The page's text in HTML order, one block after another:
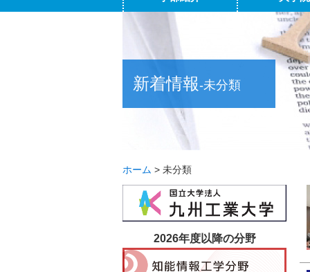
新着情報-未分類
ホーム > 未分類
2026年度以降の分野